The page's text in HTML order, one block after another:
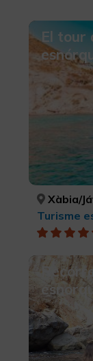
El tour
Xàbia/
Turisme